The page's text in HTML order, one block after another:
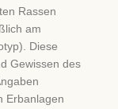
Rassen
am
Diese
Gewissen des
Erbanlagen